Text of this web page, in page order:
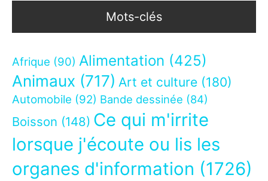
Mots-clés
Afrique (90) Alimentation (425)
Animaux (717) Art et culture (180)
Automobile (92) Bande dessinée (84)
Boisson (148) Ce qui m'irrite
lorsque j'écoute ou lis les
organes d'information (1726)